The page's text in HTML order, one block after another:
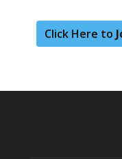
Click Here to